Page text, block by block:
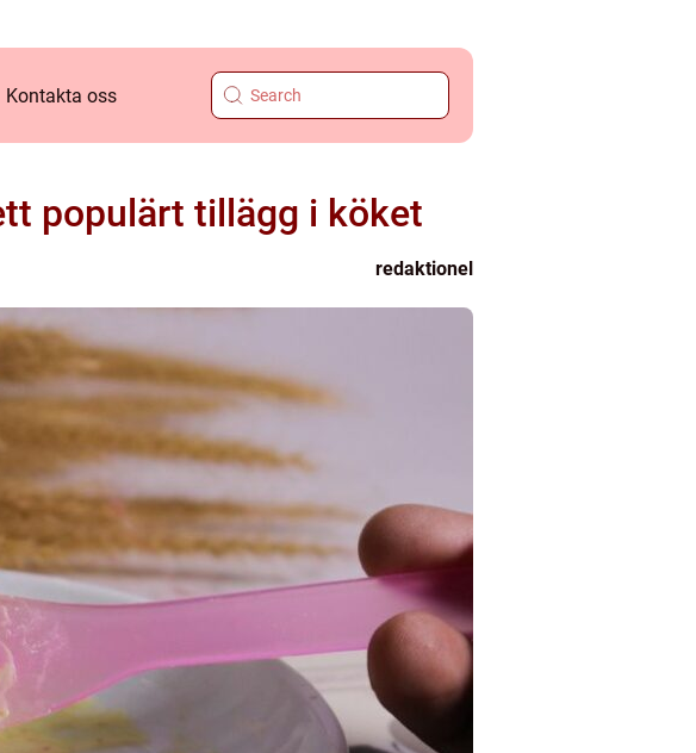
Kontakta oss
populärt tillägg i köket
redaktionel